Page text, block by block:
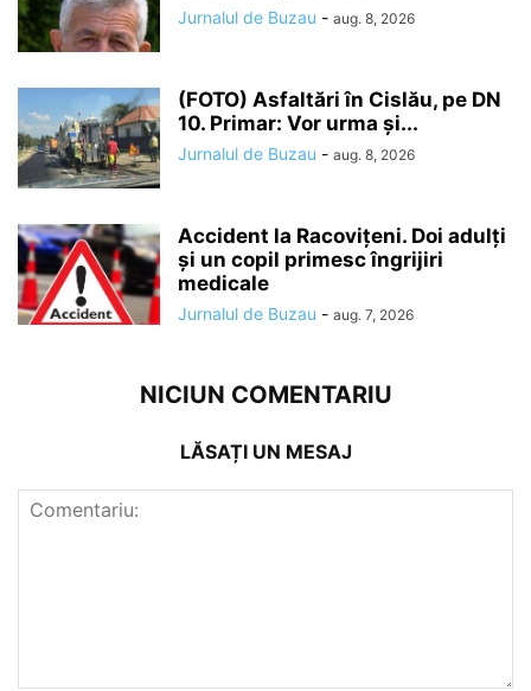
Jurnalul de Buzau - aug. 8, 2026
(FOTO) Asfaltări în Cislău, pe DN
10. Primar: Vor urma și...
Jurnalul de Buzau - aug. 8, 2026
Accident la Racovițeni. Doi adulți
și un copil primesc îngrijiri
medicale
Jurnalul de Buzau - aug. 7, 2026
NICIUN COMENTARIU
LĂSAȚI UN MESAJ